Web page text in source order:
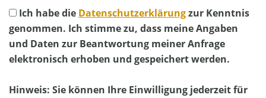
Ich habe die Datenschutzerklärungzur Kenntnis
genommen. Ich stimme zu, dass meine Angaben
und Daten zur Beantwortung meiner Anfrage
elektronisch erhoben und gespeichert werden.
Hinweis: Sie können Ihre Einwilligung jederzeit für